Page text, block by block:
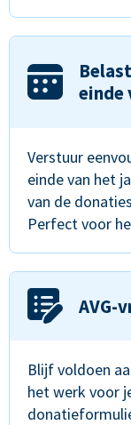
einde
Verstuur
einde van het
van de
Perfect voor
AVG-
Blijf voldoen
het werk voor